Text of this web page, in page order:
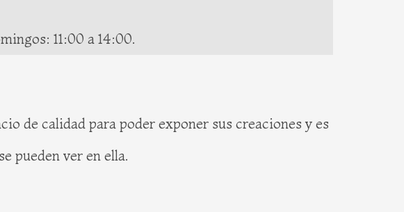
11:00 a 14:00.
de calidad para poder exponer sus creaciones y es
pueden ver en ella.